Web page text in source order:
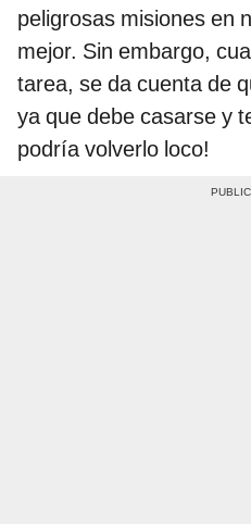
peligrosas misiones en
mejor. Sin embargo,
tarea, se da cuenta de
ya que debe casarse y
podría volverlo loco!